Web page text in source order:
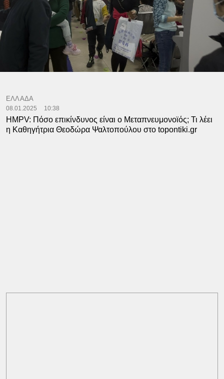
ΕΛΛΑΔΑ
08.01.2025 10:38
HMPV: Πόσο επικίνδυνος είναι ο Μεταπνευμονοϊός; Τι λέει
η Καθηγήτρια Θεοδώρα Ψαλτοπούλου στο topontiki.gr